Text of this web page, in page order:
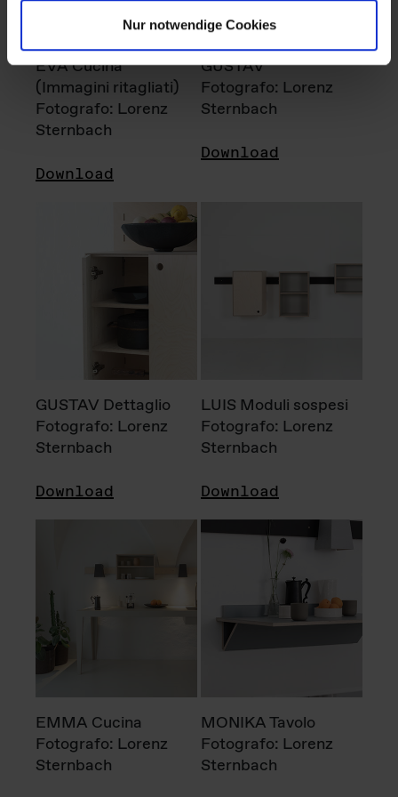
Nur notwendige Cookies
EVA Cucina
(Immagini ritagliati)
Fotografo: Lorenz
Sternbach
Download
GUSTAV
Fotografo: Lorenz
Sternbach
Download
GUSTAV Dettaglio
Fotografo: Lorenz
Sternbach
Download
LUIS Moduli sospesi
Fotografo: Lorenz
Sternbach
Download
EMMA Cucina
Fotografo: Lorenz
Sternbach
MONIKA Tavolo
Fotografo: Lorenz
Sternbach